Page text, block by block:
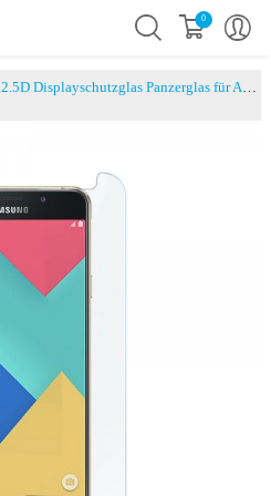
0
2.5D Displayschutzglas Panzerglas für A7(2017)